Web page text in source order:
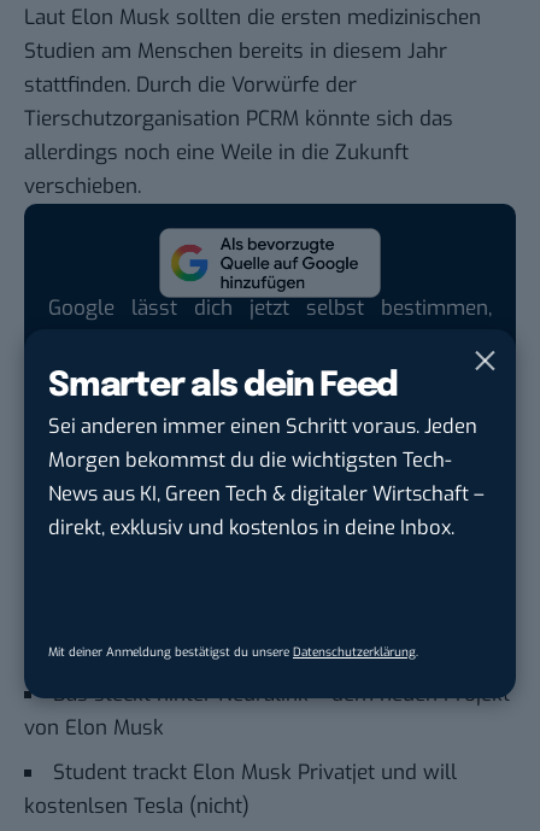
Smarter als dein Feed
Sei anderen immer einen Schritt voraus. Jeden
Morgen bekommst du die wichtigsten Tech-
News aus KI, Green Tech & digitaler Wirtschaft –
direkt, exklusiv und kostenlos in deine Inbox.
Mit deiner Anmeldung bestätigst du unsere Datenschutzerklärung
Laut Elon Musk sollten die ersten medizinischen
Studien am Menschen bereits in diesem Jahr
stattfinden. Durch die Vorwürfe der
Tierschutzorganisation PCRM könnte sich das
allerdings noch eine Weile in die Zukunft
verschieben.
Google lässt dich jetzt selbst bestimmen,
siehst. Mit zwei schnellen Klicks kannst du
Tech-Journalismus unterstützen. Vielen Dank!
Hier basicthinking.de hinzufügen
Gehirn einsetzen
Das steckt hinter Neuralink – dem neuen Projekt
von Elon Musk
Student trackt Elon Musk Privatjet und will
kostenlsen Tesla (nicht)